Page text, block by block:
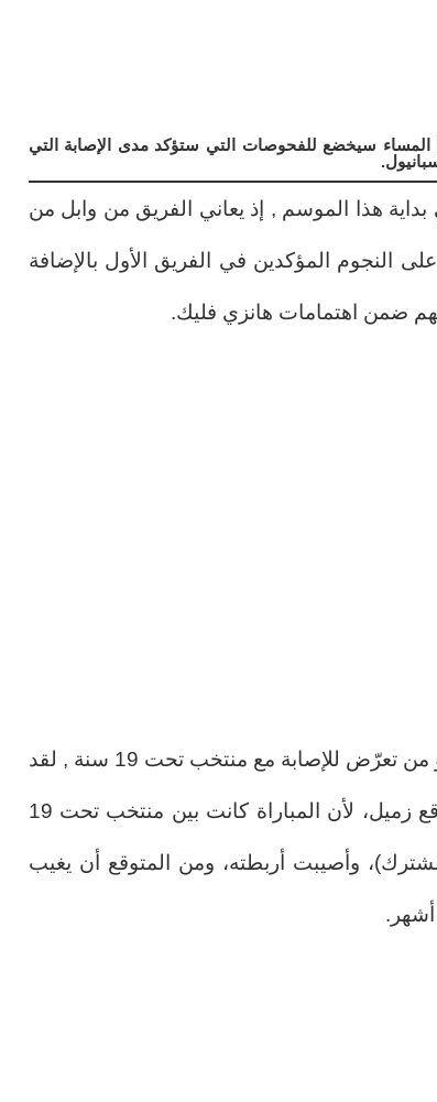
سيخضع للفحوصات التي ستؤكد مدى الإصابة التي
هذا الموسم , إذ يعاني الفريق من وابل من
على النجوم المؤكدين في الفريق الأول بالإضافة
ضمن اهتمامات هانزي فليك.
قبل أيام، كان تشافي إسبارت هو من تعرّض للإصابة مع منتخب تحت 19 سنة , لقد
وقع عليه لاعب منافس (في الواقع زميل، لأن المباراة كانت بين منتخب تحت 19
تجمع مشترك)، وأصيبت أربطته، ومن المتوقع أن يغيب
أشهر.